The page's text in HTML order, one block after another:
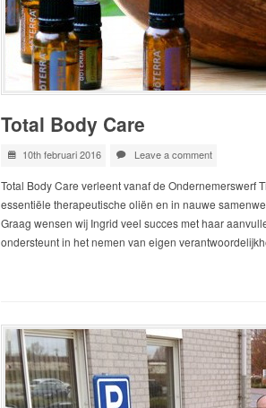
Total Body Care
10th februari 2016 Leave a comment
Total Body Care verleent vanaf de Ondernemerswerf
essentiële therapeutische oliën en in nauwe
Graag wensen wij Ingrid veel succes met haar
ondersteunt in het nemen van eigen